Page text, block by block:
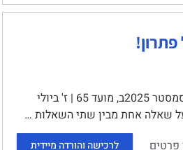
שאלון בחינת גמר | 10275 - בין יהודים לנוצרים | משך בחינה: 3 שעות | סמסטר 2025ב, מועד 65 | ז' ביולי
פרטים לרכישה והורדה מיידית